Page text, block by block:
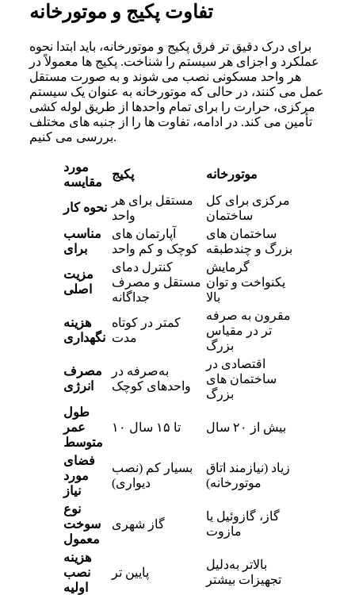
تفاوت پکیج و موتورخانه
برای درک دقیق تر فرق پکیج و موتورخانه، باید ابتدا نحوه
عملکرد و اجزای هر سیستم را شناخت. پکیج ها معمولاً در
هر واحد مسکونی نصب می شوند و به صورت مستقل
عمل می کنند، در حالی که موتورخانه به عنوان یک سیستم
مرکزی، حرارت را برای تمام واحدها از طریق لوله کشی
تأمین می کند. در ادامه، تفاوت ها را از جنبه های مختلف
بررسی می کنیم.
مورد
مقایسه
پکیج موتورخانه
نحوه کار
مستقل برای هر
واحد
مرکزی برای کل
ساختمان
مناسب
برای
آپارتمان‌ های
کوچک و کم‌ واحد
ساختمان‌ های
بزرگ و چندطبقه
مزیت
اصلی
کنترل دمای
مستقل و مصرف
جداگانه
گرمایش
یکنواخت و توان
بالا
هزینه
نگهداری
کمتر در کوتاه‌
مدت
مقرون‌ به‌ صرفه‌
تر در مقیاس
بزرگ
مصرف
انرژی
به‌صرفه در
واحدهای کوچک
اقتصادی در
ساختمان‌ های
بزرگ
طول
عمر
متوسط
۱۰ تا ۱۵ سال بیش از ۲۰ سال
فضای
مورد
نیاز
بسیار کم (نصب
دیواری)
زیاد (نیازمند اتاق
موتورخانه)
نوع
سوخت
معمول
گاز شهری
گاز، گازوئیل یا
مازوت
هزینه
نصب
اولیه
پایین‌ تر
بالاتر به‌دلیل
تجهیزات بیشتر